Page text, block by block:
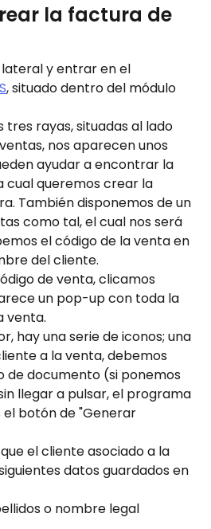
la factura de
lateral y entrar en el
, situado dentro del módulo
tres rayas, situadas al lado
nos aparecen unos
ayudar a encontrar la
cual queremos crear la
También disponemos de un
como tal, el cual nos será
el código de la venta en
del cliente.
de venta, clicamos
un pop-up con toda la
venta.
hay una serie de iconos; una
a la venta, debemos
de documento (si ponemos
llegar a pulsar, el programa
el botón de "Generar
el cliente asociado a la
datos guardados en
o nombre legal